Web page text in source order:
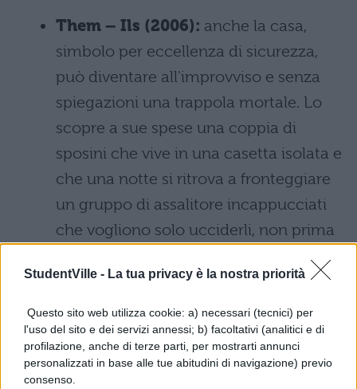
StudentVille - La tua privacy è la nostra priorità
Questo sito web utilizza cookie: a) necessari (tecnici) per
l'uso del sito e dei servizi annessi; b) facoltativi (analitici e di
profilazione, anche di terze parti, per mostrarti annunci
personalizzati in base alle tue abitudini di navigazione) previo
consenso.
Them – Ils (2006): anche la casa,
simbolo per eccellenza di sicurezza,
può diventare all'improvviso e senza
spiegazioni una trappola mortale. Lo
scopre a sue spese una coppia di
sposini che vive in una casetta isolata e
che una notte si ritrova a fronteggiare
un gruppo di assalitore incappucciati
che vogliono solo ucciderli, non prima
di aver giocato un po' al gatto col topo.
saga lunghissima dalle alterne fortuna,
il film originale ci presenta per la prima
volta la figura dell'Enigmista, che in